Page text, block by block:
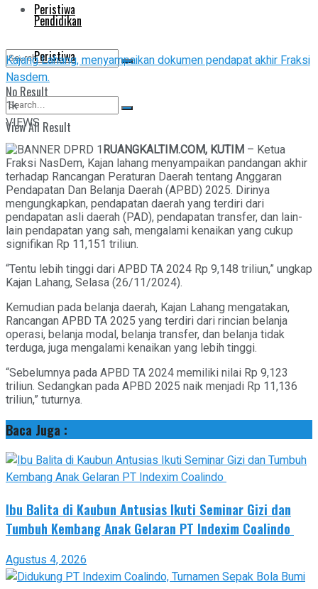
Peristiwa
No Result
View All Result
Pendidikan
Peristiwa
No Result
View All Result
Kajang Lahang, menyampaikan dokumen pendapat akhir Fraksi
Nasdem.
1k
VIEWS
RUANGKALTIM.COM, KUTIM – Ketua
Fraksi NasDem, Kajan lahang menyampaikan pandangan akhir
terhadap Rancangan Peraturan Daerah tentang Anggaran
Pendapatan Dan Belanja Daerah (APBD) 2025. Dirinya
mengungkapkan, pendapatan daerah yang terdiri dari
pendapatan asli daerah (PAD), pendapatan transfer, dan lain-
lain pendapatan yang sah, mengalami kenaikan yang cukup
signifikan Rp 11,151 triliun.
“Tentu lebih tinggi dari APBD TA 2024 Rp 9,148 triliun,” ungkap
Kajan Lahang, Selasa (26/11/2024).
Kemudian pada belanja daerah, Kajan Lahang mengatakan,
Rancangan APBD TA 2025 yang terdiri dari rincian belanja
operasi, belanja modal, belanja transfer, dan belanja tidak
terduga, juga mengalami kenaikan yang lebih tinggi.
“Sebelumnya pada APBD TA 2024 memiliki nilai Rp 9,123
triliun. Sedangkan pada APBD 2025 naik menjadi Rp 11,136
triliun,” tuturnya.
Baca Juga :
Ibu Balita di Kaubun Antusias Ikuti Seminar Gizi dan
Tumbuh Kembang Anak Gelaran PT Indexim Coalindo
Agustus 4, 2026